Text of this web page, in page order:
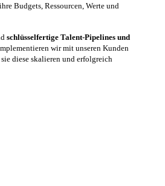
Budgets, Ressourcen, Werte und
schlüsselfertige Talent-Pipelines und
wir mit unseren Kunden
diese skalieren und erfolgreich